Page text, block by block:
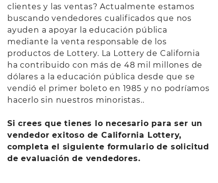
clientes y las ventas? Actualmente estamos
buscando vendedores cualificados que nos
ayuden a apoyar la educación pública
mediante la venta responsable de los
productos de Lottery. La Lottery de California
ha contribuido con más de 48 mil millones de
dólares a la educación pública desde que se
vendió el primer boleto en 1985 y no podríamos
hacerlo sin nuestros minoristas..
Si crees que tienes lo necesario para ser un
vendedor exitoso de California Lottery,
completa el siguiente formulario de solicitud
de evaluación de vendedores.